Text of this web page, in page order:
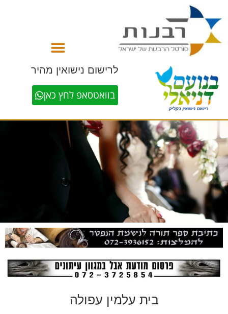
לרישום נישואין מהיר
בוואטסאפ לחץ כאן
בית עלמין עפולה